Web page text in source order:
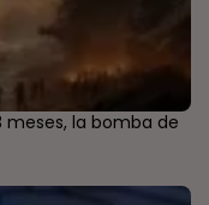
la bomba de